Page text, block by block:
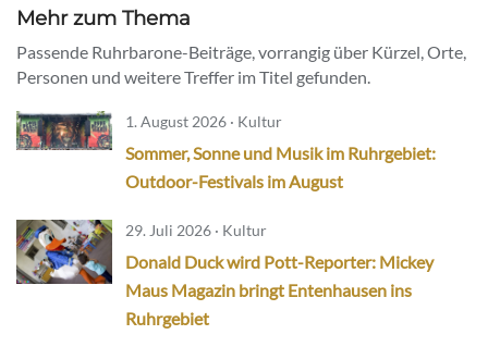
Mehr zum Thema
Passende Ruhrbarone-Beiträge, vorrangig über Kürzel, Orte,
Personen und weitere Treffer im Titel gefunden.
1. August 2026 · Kultur
Sommer, Sonne und Musik im Ruhrgebiet:
Outdoor-Festivals im August
29. Juli 2026 · Kultur
Donald Duck wird Pott-Reporter: Mickey
Maus Magazin bringt Entenhausen ins
Ruhrgebiet